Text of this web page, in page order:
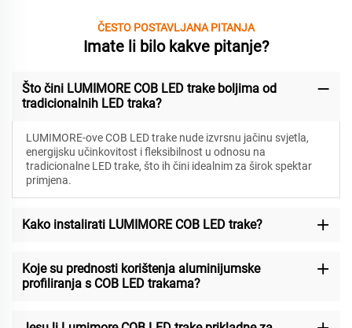
ČESTO POSTAVLJANA PITANJA
Imate li bilo kakve pitanje?
Što čini LUMIMORE COB LED trake boljima od
tradicionalnih LED traka?
LUMIMORE-ove COB LED trake nude izvrsnu jačinu svjetla,
energijsku učinkovitost i fleksibilnost u odnosu na
tradicionalne LED trake, što ih čini idealnim za širok spektar
primjena.
Kako instalirati LUMIMORE COB LED trake?
Koje su prednosti korištenja aluminijumske
profiliranja s COB LED trakama?